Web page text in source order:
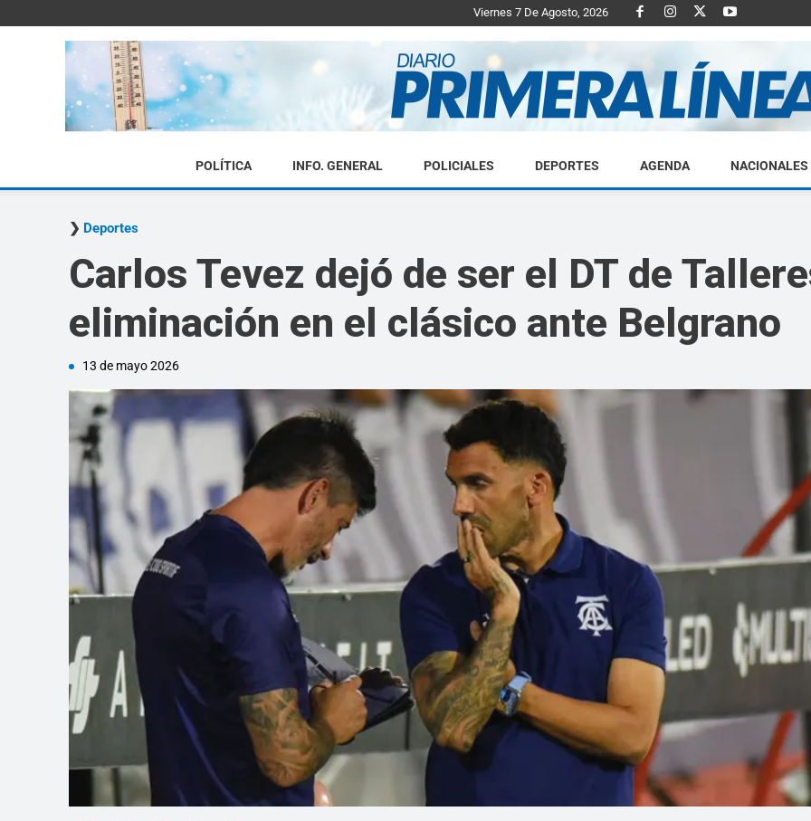
Viernes 7 De Agosto, 2026
Diario
Primera
POLÍTICA INFO. GENERAL POLICIALES DEPORTES AGENDA NACIONALES
Deportes
Carlos Tevez dejó de ser el DT de
eliminación en el clásico ante Belgrano
13 de mayo 2026